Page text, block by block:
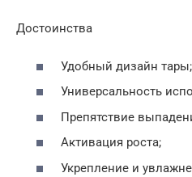
Достоинства
Удобный дизайн тары;
Универсальность
Препятствие
Активация роста;
Укрепление и